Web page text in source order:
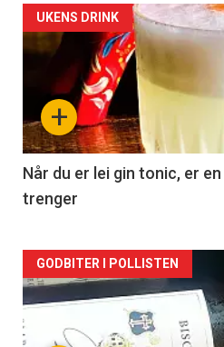
Forsiden
akkurat
nå
-
2
+
UKENS DRINK
Når du er lei gin tonic, er
trenger
Forsiden
akkurat
GODBITER I POLLISTEN